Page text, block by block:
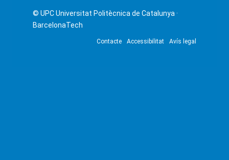
© UPCUniversitat Politècnica de Catalunya ·
BarcelonaTech
Contacte Accessibilitat Avís legal